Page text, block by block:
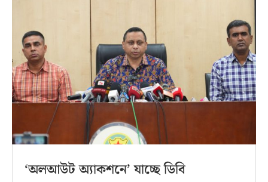
‘অলআউট অ্যাকশনে’ যাচ্ছে ডিবি